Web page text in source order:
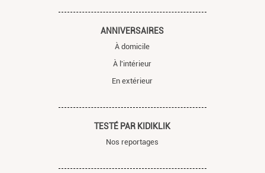
ANNIVERSAIRES
À domicile
À l'intérieur
En extérieur
TESTÉ PAR KIDIKLIK
Nos reportages